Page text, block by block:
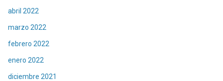
abril 2022
marzo 2022
febrero 2022
enero 2022
diciembre 2021